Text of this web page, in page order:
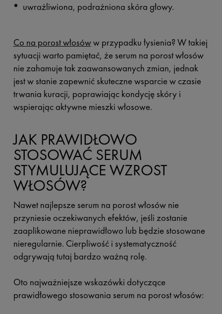
uwrażliwiona, podrażniona skóra głowy.
Co na porost włosóww przypadku łysienia? W takiej
sytuacji warto pamiętać, że serum na porost włosów
nie zahamuje tak zaawansowanych zmian, jednak
jest w stanie zapewnić skuteczne wsparcie w czasie
trwania kuracji, poprawiając kondycję skóry i
wspierając aktywne mieszki włosowe.
JAK PRAWIDŁOWO
STOSOWAĆ SERUM
STYMULUJĄCE WZROST
WŁOSÓW?
Nawet najlepsze serum na porost włosów nie
przyniesie oczekiwanych efektów, jeśli zostanie
zaaplikowane nieprawidłowo lub będzie stosowane
nieregularnie. Cierpliwość i systematyczność
odgrywają tutaj bardzo ważną rolę.
Oto najważniejsze wskazówki dotyczące
prawidłowego stosowania serum na porost włosów: